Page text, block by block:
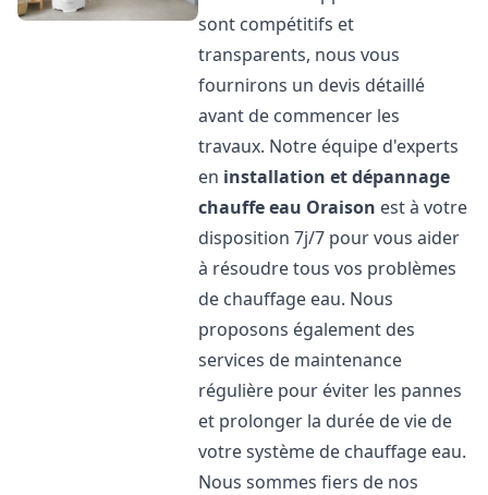
sont compétitifs et
transparents, nous vous
fournirons un devis détaillé
avant de commencer les
travaux. Notre équipe d'experts
en installation et dépannage
chauffe eau Oraison est à votre
disposition 7j/7 pour vous aider
à résoudre tous vos problèmes
de chauffage eau. Nous
proposons également des
services de maintenance
régulière pour éviter les pannes
et prolonger la durée de vie de
votre système de chauffage eau.
Nous sommes fiers de nos